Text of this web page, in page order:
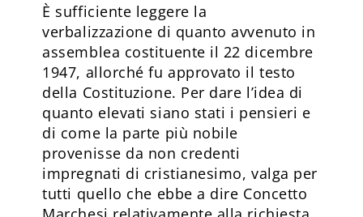
È sufficiente leggere la
verbalizzazione di quanto avvenuto in
assemblea costituente il 22 dicembre
1947, allorché fu approvato il testo
della Costituzione. Per dare l’idea di
quanto elevati siano stati i pensieri e
di come la parte più nobile
provenisse da non credenti
impregnati di cristianesimo, valga per
tutti quello che ebbe a dire Concetto